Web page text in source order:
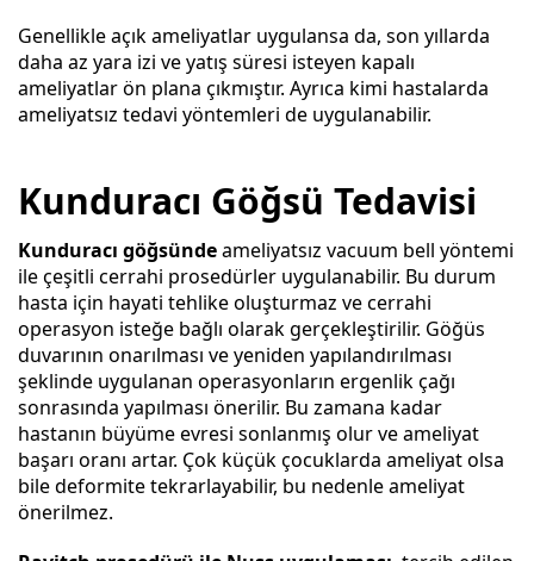
Genellikle açık ameliyatlar uygulansa da, son yıllarda
daha az yara izi ve yatış süresi isteyen kapalı
ameliyatlar ön plana çıkmıştır. Ayrıca kimi hastalarda
ameliyatsız tedavi yöntemleri de uygulanabilir.
Kunduracı Göğsü Tedavisi
Kunduracı göğsündeameliyatsız vacuum bell yöntemi
ile çeşitli cerrahi prosedürler uygulanabilir. Bu durum
hasta için hayati tehlike oluşturmaz ve cerrahi
operasyon isteğe bağlı olarak gerçekleştirilir. Göğüs
duvarının onarılması ve yeniden yapılandırılması
şeklinde uygulanan operasyonların ergenlik çağı
sonrasında yapılması önerilir. Bu zamana kadar
hastanın büyüme evresi sonlanmış olur ve ameliyat
başarı oranı artar. Çok küçük çocuklarda ameliyat olsa
bile deformite tekrarlayabilir, bu nedenle ameliyat
önerilmez.